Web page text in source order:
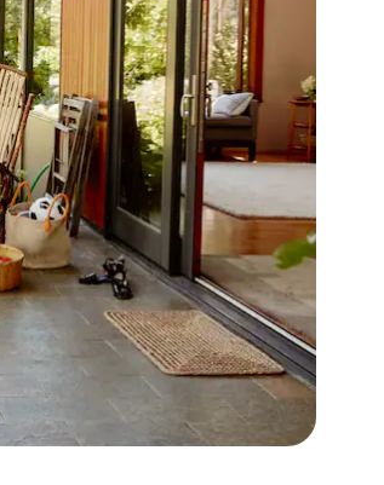
dolje, kao i dodirom ili prelaskom prstom